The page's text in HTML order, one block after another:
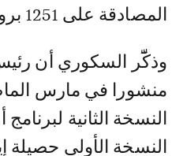
المصادقة على 1251 بروتكولا.
وذكّٓر السكوري أن
منشورا في مارس
النسخة الثانية
النسخة الأولى حصيلة